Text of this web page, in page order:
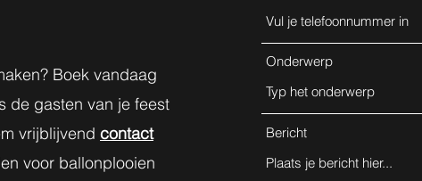
Boek vandaag
de gasten van je feest
vrijblijvend contact
voor ballonplooien
Onderwerp
Bericht